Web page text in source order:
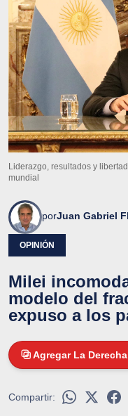
Liderazgo, resultados y
mundial
porJuan Gabriel
OPINIÓN
Milei
modelo del
expuso a los
Agregar La
Compartir: